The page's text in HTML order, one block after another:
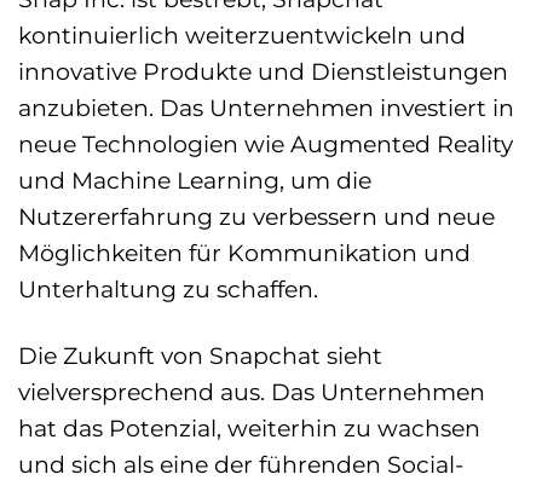
kontinuierlich weiterzuentwickeln und
innovative Produkte und Dienstleistungen
anzubieten. Das Unternehmen investiert in
neue Technologien wie Augmented Reality
und Machine Learning, um die
Nutzererfahrung zu verbessern und neue
Möglichkeiten für Kommunikation und
Unterhaltung zu schaffen.
Die Zukunft von Snapchat sieht
vielversprechend aus. Das Unternehmen
hat das Potenzial, weiterhin zu wachsen
und sich als eine der führenden Social-